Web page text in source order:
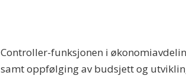
Controller-funksjonen i
samt oppfølging av budsjett og